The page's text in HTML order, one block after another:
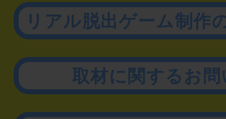
リアル脱出ゲーム制作
取材に関するお